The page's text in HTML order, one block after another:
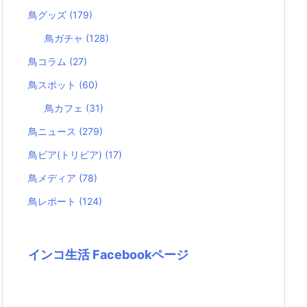
鳥グッズ (179)
鳥ガチャ (128)
鳥コラム (27)
鳥スポット (60)
鳥カフェ (31)
鳥ニュース (279)
鳥ビア(トリビア) (17)
鳥メディア (78)
鳥レポート (124)
インコ生活 Facebookページ